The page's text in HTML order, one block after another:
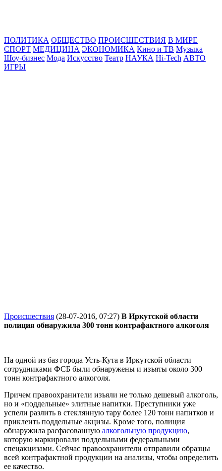
ПОЛИТИКА ОБЩЕСТВО ПРОИСШЕСТВИЯ В МИРЕ
СПОРТ МЕДИЦИНА ЭКОНОМИКА Кино и ТВ Музыка
Шоу-бизнес Мода Искусство Театр НАУКА Hi-Tech АВТО
ИГРЫ
Происшествия (28-07-2016, 07:27) В Иркутской области
полиция обнаружила 300 тонн контрафактного алкоголя
На одной из баз города Усть-Кута в Иркутской области
сотрудниками ФСБ были обнаружены и изъяты около 300
тонн контрафактного алкоголя.
Причем правоохранители изъяли не только дешевый алкоголь,
но и «поддельные» элитные напитки. Преступники уже
успели разлить в стеклянную тару более 120 тонн напитков и
приклеить поддельные акцизы. Кроме того, полиция
обнаружила расфасованную алкогольную продукцию,
которую маркировали поддельными федеральными
спецакцизами. Сейчас правоохранители отправили образцы
всей контрафактной продукции на анализы, чтобы определить
ее качество.